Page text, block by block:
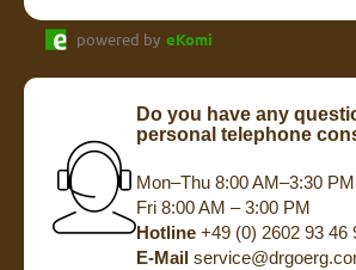
powered by eKomi
Do you have any
personal telephone
Mon–Thu 8:00 AM–3:30 PM
Fri 8:00 AM – 3:00 PM
Hotline+49 (0) 2602 93 46
E-Mail